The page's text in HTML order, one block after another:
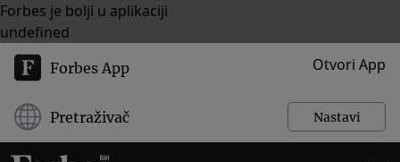
Forbes je bolji u aplikaciji
undefined
Forbes App Otvori App
Pretraživač Nastavi